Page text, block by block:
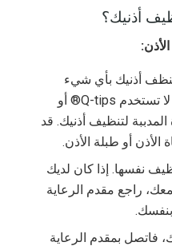
أذنيك؟
تنظف أذنيك بأي شيء
أصغر من منشفة على إصبعك. لا تستخدم Q-tips® أو
المدببة لتنظيف أذنيك. قد
الأذن أو طبلة الأذن.
نفسها. إذا كان لديك
راجع مقدم الرعاية
بنفسك.
فاتصل بمقدم الرعاية